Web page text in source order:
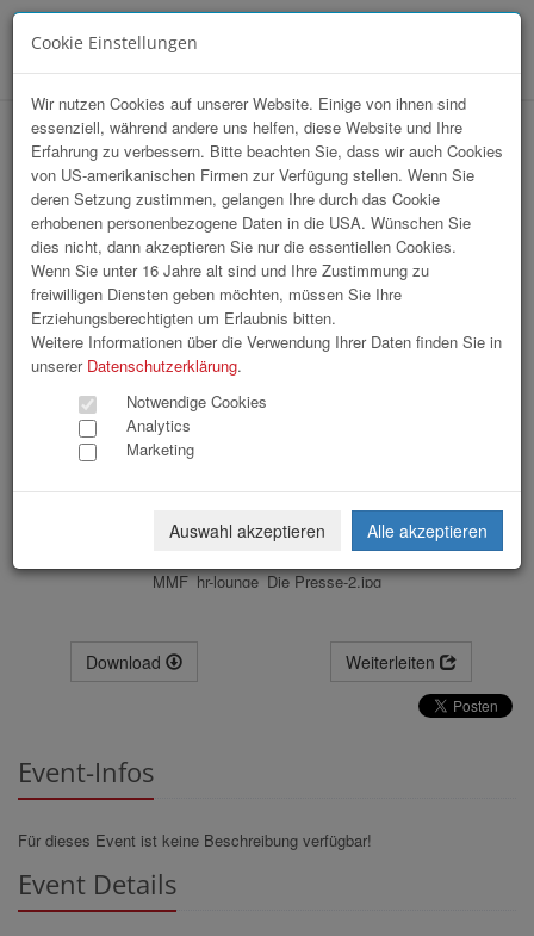
hr-lounge Ost zu Gast bei "Die Presse"
MMF_hr-lounge_Die Presse-2.jpg
Download Weiterleiten
Event-Infos
Für dieses Event ist keine Beschreibung verfügbar!
Event Details
Cookie Einstellungen
Wir nutzen Cookies auf unserer Website. Einige von ihnen sind
essenziell, während andere uns helfen, diese Website und Ihre
Erfahrung zu verbessern. Bitte beachten Sie, dass wir auch Cookies
von US-amerikanischen Firmen zur Verfügung stellen. Wenn Sie
deren Setzung zustimmen, gelangen Ihre durch das Cookie
erhobenen personenbezogene Daten in die USA. Wünschen Sie
dies nicht, dann akzeptieren Sie nur die essentiellen Cookies.
Wenn Sie unter 16 Jahre alt sind und Ihre Zustimmung zu
freiwilligen Diensten geben möchten, müssen Sie Ihre
Erziehungsberechtigten um Erlaubnis bitten.
Weitere Informationen über die Verwendung Ihrer Daten finden Sie in
unserer Datenschutzerklärung.
Notwendige Cookies
Analytics
Marketing
Auswahl akzeptieren Alle akzeptieren